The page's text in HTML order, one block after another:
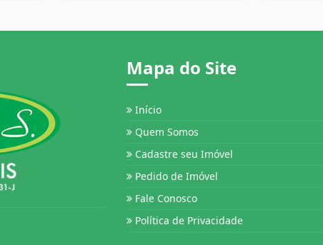
Mapa do Site
Início
Quem Somos
Cadastre seu Imóvel
Pedido de Imóvel
Fale Conosco
Política de Privacidade